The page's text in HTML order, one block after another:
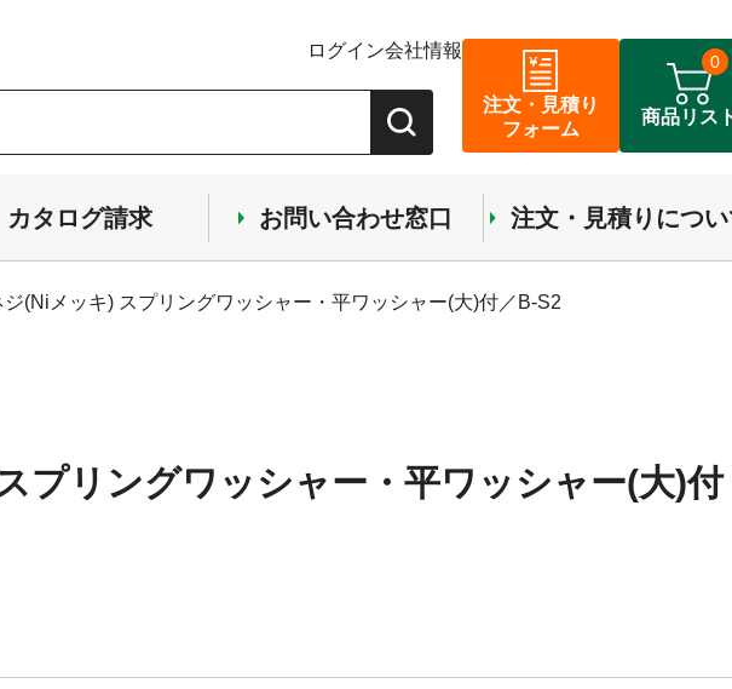
ログイン会社情報
注文・見積り
フォーム
商品リス
0
カタログ請求 お問い合わせ窓口 注文・見積りにつ
(Niメッキ) スプリングワッシャー・平ワッシャー(大)付／B-S2
プリングワッシャー・平ワッシャー(大)付